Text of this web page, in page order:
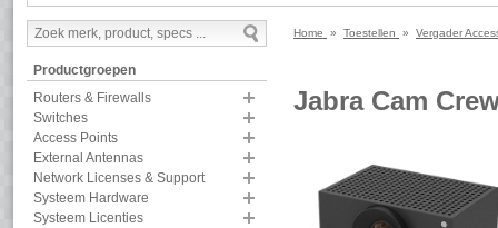
Productgroepen
Routers & Firewalls
Switches
Access Points
External Antennas
Network Licenses & Support
Systeem Hardware
Systeem Licenties
Home » Toestellen » Vergader
Jabra Cam